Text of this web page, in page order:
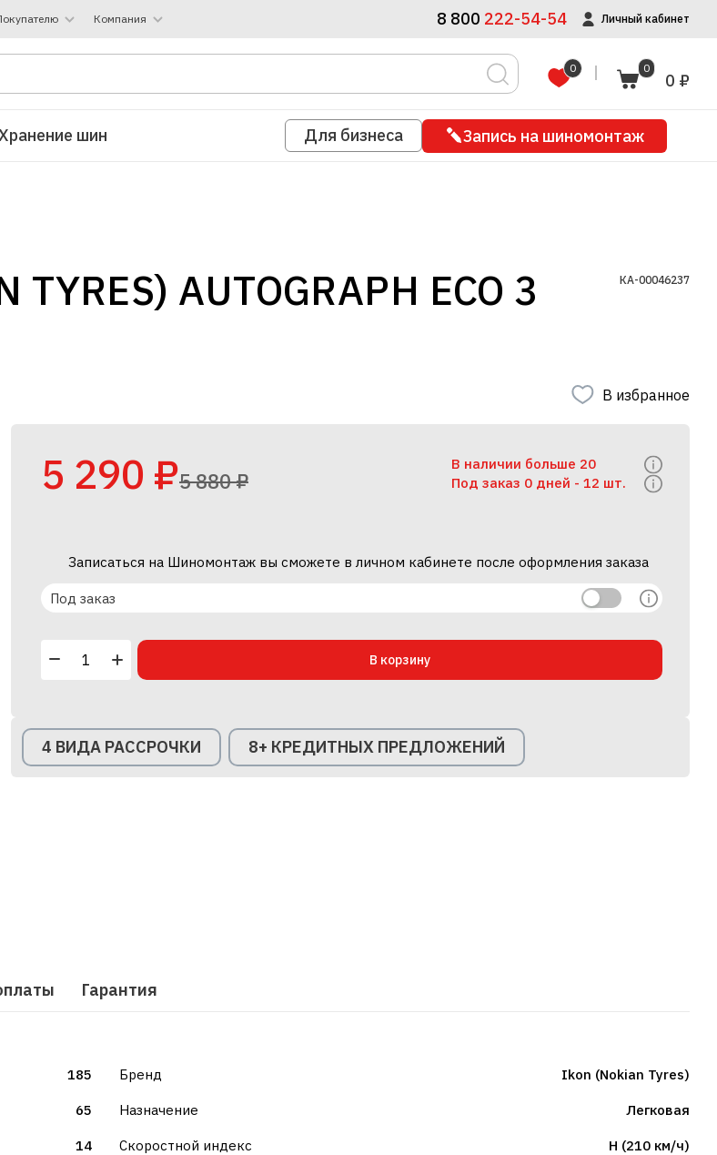
Компания 8 800 222-54-54 Личный кабинет
0 0
0 ₽
шин Для бизнеса Запись на шиномонтаж
AUTOGRAPH ECO 3
КА-00046237
В избранное
5 290 ₽5 880 ₽
В наличии больше 20
Под заказ 0 дней - 12 шт.
Записаться на Шиномонтаж вы сможете в личном кабинете после оформления заказа
Под заказ
В корзину
4 ВИДА РАССРОЧКИ 8+ КРЕДИТНЫХ ПРЕДЛОЖЕНИЙ
Гарантия
185
65
14
Бренд Ikon (Nokian Tyres)
Назначение Легковая
Скоростной индекс H (210 км/ч)